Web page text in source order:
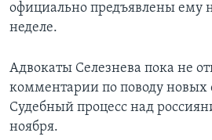
официально предъявлены ему
неделе.
Адвокаты Селезнева пока не
комментарии по поводу новых
Судебный процесс над
ноября.